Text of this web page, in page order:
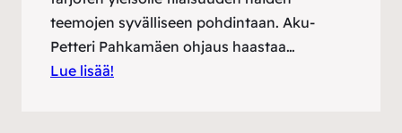
teemojen syvälliseen pohdintaan. Aku-
Petteri Pahkamäen ohjaus haastaa…
Lue lisää!